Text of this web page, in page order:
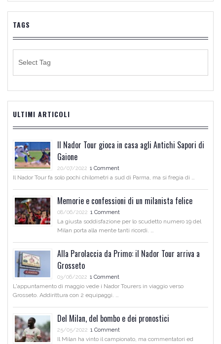
TAGS
ULTIMI ARTICOLI
Il Nador Tour gioca in casa agli Antichi Sapori di
Gaione
20/07/2022 1 Comment
Il Nador Tour fa solo pochi chilometri a sud di Parma, ma si fregia di …
Memorie e confessioni di un milanista felice
08/06/2022 1 Comment
La giusta soddisfazione per lo scudetto numero 19 del
Milan porta alla mente tanti ricordi. …
Alla Parolaccia da Primo: il Nador Tour arriva a
Grosseto
03/06/2022 1 Comment
L'appuntamento di maggio vede i Nador Tourers in viaggio verso
Grosseto. Addirittura con 2 equipaggi. …
Del Milan, del bombo e dei pronostici
25/05/2022 1 Comment
Il Milan ha vinto il campionato, ma commentatori ed